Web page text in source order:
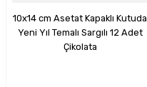
10x14 cm Asetat Kapaklı Kutuda
Yeni Yıl Temalı Sargılı 12 Adet
Çikolata